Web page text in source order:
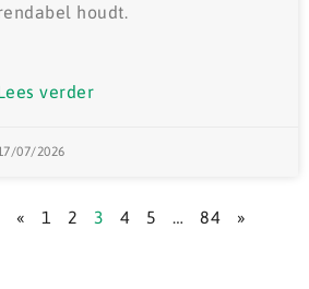
houdt.
verder
07/2026
« 1 2 3 4 5 … 84 »